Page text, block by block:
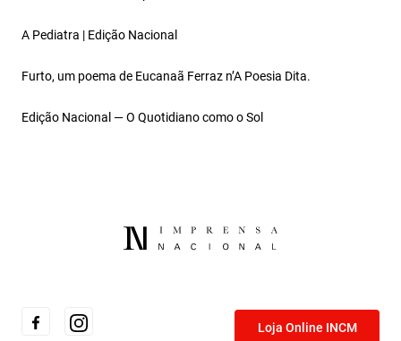
A Pediatra | Edição Nacional
Furto, um poema de Eucanaã Ferraz n’A Poesia Dita.
Edição Nacional — O Quotidiano como o Sol
Loja Online INCM